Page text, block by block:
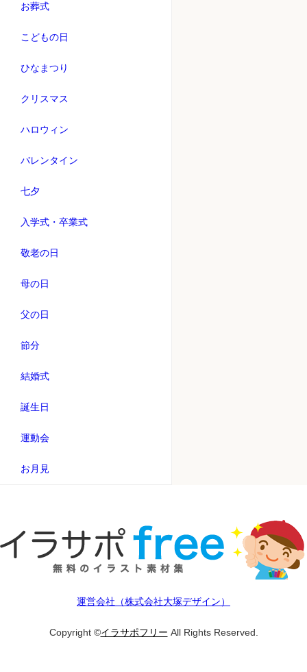
お葬式
こどもの日
ひなまつり
クリスマス
ハロウィン
バレンタイン
七夕
入学式・卒業式
敬老の日
母の日
父の日
節分
結婚式
誕生日
運動会
お月見
運営会社（株式会社大塚デザイン）
Copyright ©イラサポフリー All Rights Reserved.